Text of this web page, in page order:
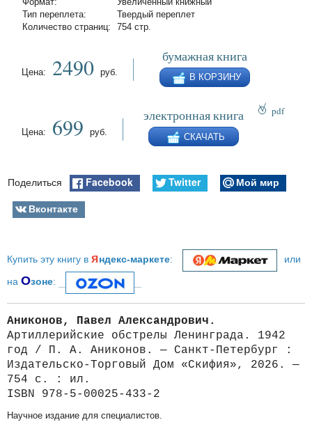
Тип переплета:
Твердый переплет
Количество страниц:
754 стр.
Цена: 2490 руб.
бумажная книга
В КОРЗИНУ
Цена: 699 руб.
электронная книга
СКАЧАТЬ
pdf
Поделиться Facebook Twitter
Мой мир
Вконтакте
Купить эту книгу в яндекс-маркете: или
на Озоне:
Аниконов, Павел Александрович.
Артиллерийские обстрелы Ленинграда. 1942
год / П. А. Аниконов. — Санкт-Петербург :
Издательско-Торговый Дом «Скифия», 2026. —
754 с. : ил.
ISBN 978-5-00025-433-2
Научное издание для специалистов.